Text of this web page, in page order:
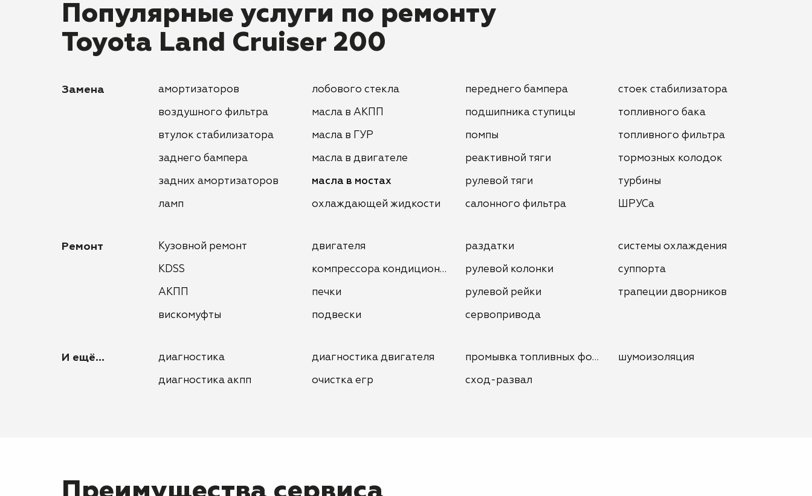
Популярные услуги по ремонту
Toyota Land Cruiser 200
Замена амортизаторов
воздушного фильтра
втулок стабилизатора
заднего бампера
задних амортизаторов
ламп
лобового стекла
масла в АКПП
масла в ГУР
масла в двигателе
масла в мостах
охлаждающей жидкости
переднего бампера
подшипника ступицы
помпы
реактивной тяги
рулевой тяги
салонного фильтра
стоек стабилизатора
топливного бака
топливного фильтра
тормозных колодок
турбины
ШРУСа
Ремонт Кузовной ремонт
KDSS
АКПП
вискомуфты
двигателя
компрессора кондиционера
печки
подвески
раздатки
рулевой колонки
рулевой рейки
сервопривода
системы охлаждения
суппорта
трапеции дворников
И ещё... диагностика
диагностика акпп
диагностика двигателя
очистка егр
промывка топливных форсунок
сход-развал
шумоизоляция